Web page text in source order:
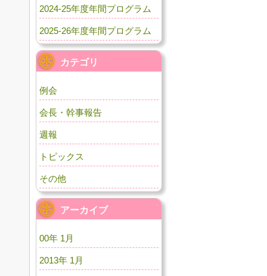
2024-25年度年間プログラム
2025-26年度年間プログラム
カテゴリ
例会
会長・幹事報告
週報
トピックス
その他
アーカイブ
00年 1月
2013年 1月